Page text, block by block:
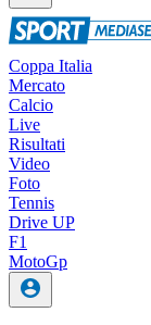
Coppa Italia
Mercato
Calcio
Live
Risultati
Video
Foto
Tennis
Drive UP
F1
MotoGp